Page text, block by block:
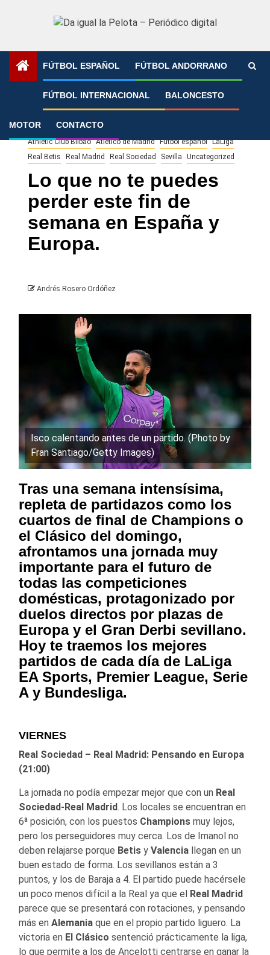
FÚTBOL ESPAÑOL FÚTBOL ANDORRANO
FÚTBOL INTERNACIONAL BALONCESTO
MOTOR CONTACTO
»
Athletic Club Bilbao Atlético de Madrid Fútbol español LaLiga
Real Betis
Real Madrid Real Sociedad Sevilla Uncategorized
Lo que no te puedes
perder este fin de
semana en España y
Europa.
Andrés Rosero Ordóñez
Isco calentando antes de un partido. (Photo by
Fran Santiago/Getty Images)
Tras una semana intensísima,
repleta de partidazos como los
cuartos de final de Champions o
el Clásico del domingo,
afrontamos una jornada muy
importante para el futuro de
todas las competiciones
domésticas, protagonizado por
duelos directos por plazas de
Europa y el Gran Derbi sevillano.
Hoy te traemos los mejores
partidos de cada día de LaLiga
EA Sports, Premier League, Serie
A y Bundesliga.
VIERNES
Real Sociedad – Real Madrid: Pensando en Europa
(21:00)
La jornada no podía empezar mejor que con un Real
Sociedad-Real Madrid. Los locales se encuentran en
6ª posición, con los puestos Champions muy lejos,
pero los perseguidores muy cerca. Los de Imanol no
deben relajarse porque Betis y Valencia llegan en un
buen estado de forma. Los sevillanos están a 3
puntos, y los de Baraja a 4. El partido puede hacérsele
un poco menos difícil a la Real ya que el Real Madrid
parece que se presentará con rotaciones, y pensando
más en Alemania que en el propio partido liguero. La
victoria en El Clásico sentenció prácticamente la liga,
lo que permite a los de Ancelotti centrarse en ganar la